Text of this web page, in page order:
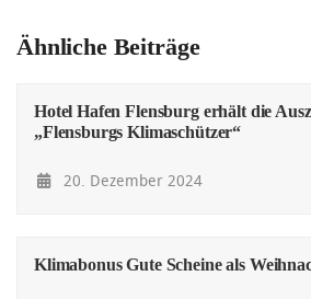
Ähnliche Beiträge
Hotel Hafen Flensburg erhält die
„Flensburgs Klimaschützer“
20. Dezember 2024
Klimabonus Gute Scheine als